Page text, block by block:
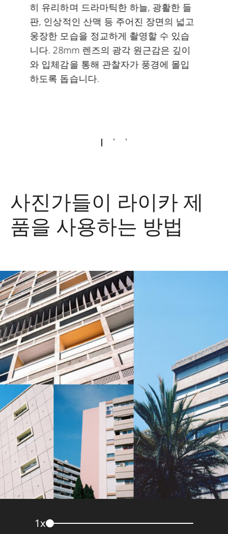
히 유리하며 드라마틱한 하늘, 광활한 들
판, 인상적인 산맥 등 주어진 장면의 넓고
웅장한 모습을 정교하게 촬영할 수 있습
니다. 28mm 렌즈의 광각 원근감은 깊이
와 입체감을 통해 관찰자가 풍경에 몰입
하도록 돕습니다.
사진가들이 라이카 제
품을 사용하는 방법
Image
1x